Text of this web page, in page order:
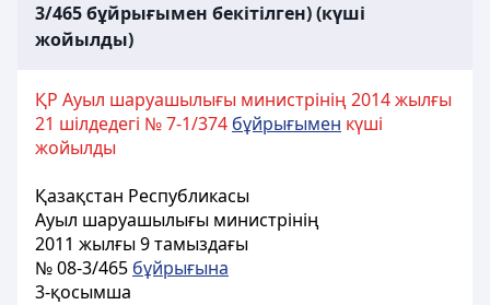
3/465 бұйрығымен бекітілген) (күші
жойылды)
ҚР Ауыл шаруашылығы министрінің 2014 жылғы
21 шілдедегі № 7-1/374 бұйрығымен күші
жойылды
Қазақстан Республикасы
Ауыл шаруашылығы министрінің
2011 жылғы 9 тамыздағы
№ 08-3/465 бұйрығына
3-қосымша